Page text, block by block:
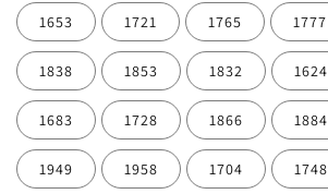
1653 1721 1765 1777
1838 1853 1832 1624
1683 1728 1866 1884
1949 1958 1704 1748